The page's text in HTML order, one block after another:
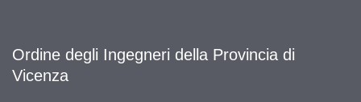
Ordine degli Ingegneri della Provincia di
Vicenza